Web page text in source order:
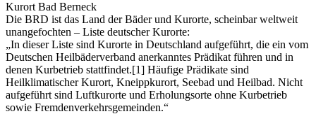
Kurort Bad Berneck
Die BRD ist das Land der Bäder und Kurorte, scheinbar weltweit
unangefochten – Liste deutscher Kurorte:
„In dieser Liste sind Kurorte in Deutschland aufgeführt, die ein vom
Deutschen Heilbäderverband anerkanntes Prädikat führen und in
denen Kurbetrieb stattfindet.[1] Häufige Prädikate sind
Heilklimatischer Kurort, Kneippkurort, Seebad und Heilbad. Nicht
aufgeführt sind Luftkurorte und Erholungsorte ohne Kurbetrieb
sowie Fremdenverkehrsgemeinden.“